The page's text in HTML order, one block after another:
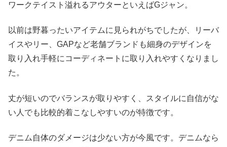
ワークテイスト溢れるアウターといえばGジャン。
以前は野暮ったいアイテムに見られがちでしたが、リーバ
イスやリー、GAPなど老舗ブランドも細身のデザインを
取り入れ手軽にコーディネートに取り入れやすくなりまし
た。
丈が短いのでバランスが取りやすく、スタイルに自信がな
い人でも比較的着こなしやすいのが特徴です。
デニム自体のダメージは少ない方が今風です。デニムなら